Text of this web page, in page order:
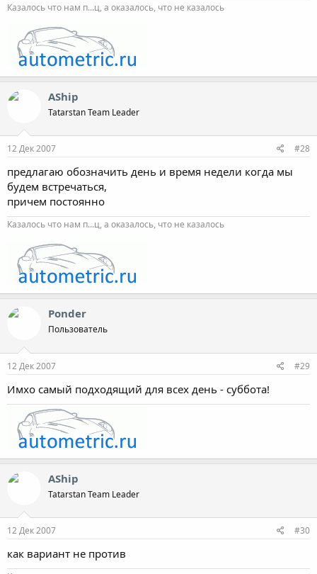
Казалось что нам п...ц, а оказалось, что не казалось
AShip
Tatarstan Team Leader
12 Дек 2007 #28
предлагаю обозначить день и время недели когда мы
будем встречаться,
причем постоянно
Казалось что нам п...ц, а оказалось, что не казалось
Ponder
Пользователь
12 Дек 2007 #29
Имхо самый подходящий для всех день - суббота!
AShip
Tatarstan Team Leader
12 Дек 2007 #30
как вариант не против